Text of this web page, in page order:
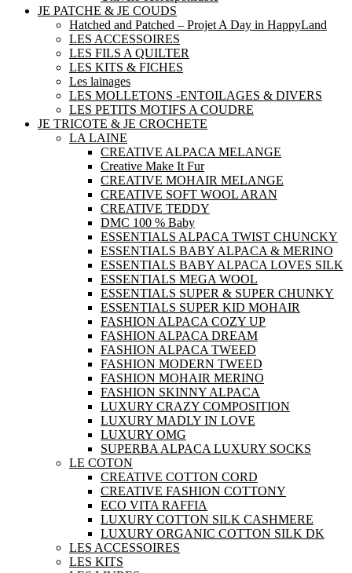
JE PATCHE & JE COUDS
Hatched and Patched – Projet A Day in HappyLand
LES ACCESSOIRES
LES FILS A QUILTER
LES KITS & FICHES
Les lainages
LES MOLLETONS -ENTOILAGES & DIVERS
LES PETITS MOTIFS A COUDRE
JE TRICOTE & JE CROCHETE
LA LAINE
CREATIVE ALPACA MELANGE
Creative Make It Fur
CREATIVE MOHAIR MELANGE
CREATIVE SOFT WOOL ARAN
CREATIVE TEDDY
DMC 100 % Baby
ESSENTIALS ALPACA TWIST CHUNCKY
ESSENTIALS BABY ALPACA & MERINO
ESSENTIALS BABY ALPACA LOVES SILK
ESSENTIALS MEGA WOOL
ESSENTIALS SUPER & SUPER CHUNKY
ESSENTIALS SUPER KID MOHAIR
FASHION ALPACA COZY UP
FASHION ALPACA DREAM
FASHION ALPACA TWEED
FASHION MODERN TWEED
FASHION MOHAIR MERINO
FASHION SKINNY ALPACA
LUXURY CRAZY COMPOSITION
LUXURY MADLY IN LOVE
LUXURY OMG
SUPERBA ALPACA LUXURY SOCKS
LE COTON
CREATIVE COTTON CORD
CREATIVE FASHION COTTONY
ECO VITA RAFFIA
LUXURY COTTON SILK CASHMERE
LUXURY ORGANIC COTTON SILK DK
LES ACCESSOIRES
LES KITS